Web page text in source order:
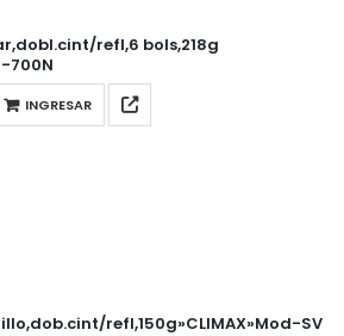
refl,6 bols,218g
700N
INGRESAR
refl,150g»CLIMAX»Mod-SV